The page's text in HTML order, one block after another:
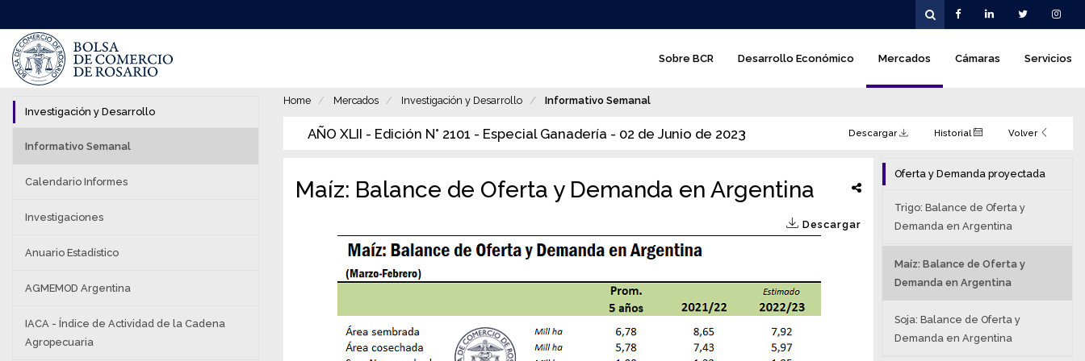
al
contenido
principal
v
g
a
c
i
ó
n
Sobre BCR Desarrollo Económico Mercados Cámaras Servicios
Home Mercados Investigación y Desarrollo Informativo Semanal
AÑO XLII - Edición N° 2101 - Especial Ganadería - 02 de Junio de 2023 Descargar Historial Volver
Maíz: Balance de Oferta y Demanda en Argentina
Descargar
Oferta y Demanda proyectada
Trigo: Balance de Oferta y
Demanda en Argentina
Maíz: Balance de Oferta y
Demanda en Argentina
Soja: Balance de Oferta y
Demanda en Argentina
Investigación y Desarrollo
Informativo Semanal
Calendario Informes
Investigaciones
Anuario Estadístico
AGMEMOD Argentina
IACA - Índice de Actividad de la Cadena
Agropecuaria